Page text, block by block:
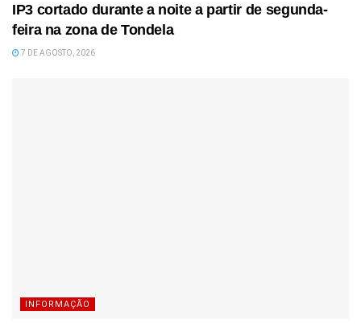
IP3 cortado durante a noite a partir de segunda-
feira na zona de Tondela
7 DE AGOSTO, 2026
INFORMAÇÃO